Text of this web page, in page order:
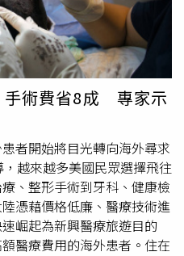
巨型醫療機械手臂有著根本
部與雙臂，且占用的手術室
克博士指出，傳統的機器人
空間，但「Surgie」就像是
美融入現有的腹腔鏡手術空
問題。另外，研究團隊進一
機身設計，未來將打破地理
療成為可能。加州大學聖地
尚磊（Dr. Shanglei Liu，音
來能被部署在遠洋船隻、偏
空間狹小的醫療環境中，這
開一扇實踐平等醫療的大
為解決全球醫療資源匱乏與
手術費省8成 專家示
者開始將目光轉向海外尋求
越來越多美國民眾選擇飛往
、整形手術到牙科、健康檢
憑藉價格低廉、醫療技術進
崛起為新興醫療旅遊目的
醫療費用的海外患者。住在